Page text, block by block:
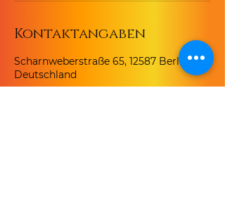
Kontaktangaben
Scharnweberstraße 65, 12587 Berlin,
Deutschland